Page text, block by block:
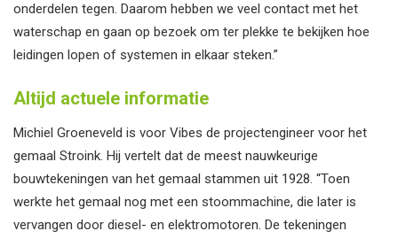
onderdelen tegen. Daarom hebben we veel contact met het
waterschap en gaan op bezoek om ter plekke te bekijken hoe
leidingen lopen of systemen in elkaar steken.”
Altijd actuele informatie
Michiel Groeneveld is voor Vibes de projectengineer voor het
gemaal Stroink. Hij vertelt dat de meest nauwkeurige
bouwtekeningen van het gemaal stammen uit 1928. “Toen
werkte het gemaal nog met een stoommachine, die later is
vervangen door diesel- en elektromotoren. De tekeningen